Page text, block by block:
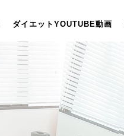
ダイエットYOUTUBE動画